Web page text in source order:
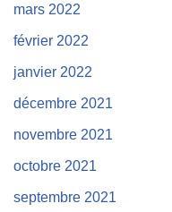
mars 2022
février 2022
janvier 2022
décembre 2021
novembre 2021
octobre 2021
septembre 2021